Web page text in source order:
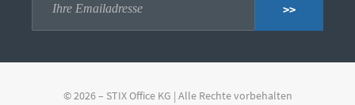
>>
© 2026 – STIX Office KG | Alle Rechte vorbehalten